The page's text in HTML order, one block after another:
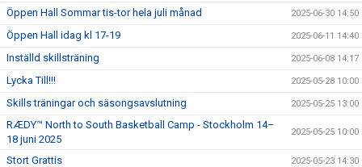
Öppen Hall Sommar tis-tor hela juli månad 2025-06-30 14:50
Öppen Hall idag kl 17-19 2025-06-11 14:40
Inställd skillsträning 2025-06-08 14:17
Lycka Till!!! 2025-05-28 10:00
Skills träningar och säsongsavslutning 2025-05-25 13:00
RÆDY™ North to South Basketball Camp - Stockholm 14–
18 juni 2025
2025-05-25 10:00
Stort Grattis 2025-05-23 14:30